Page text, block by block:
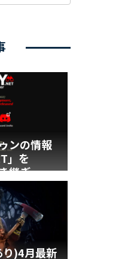
ンの情報
」を
継ぎ
り)4月最新